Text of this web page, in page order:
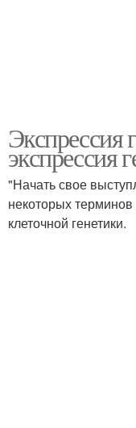
Экспрессия
экспрессия
"Начать свое
некоторых терминов
клеточной генетики.